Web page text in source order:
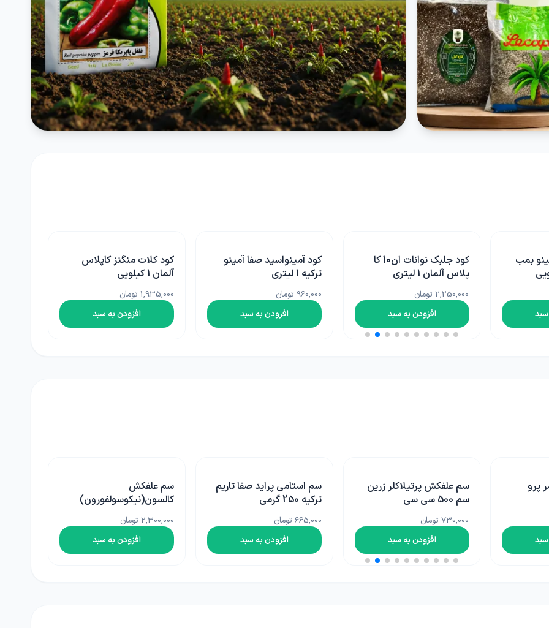
کود جلبک نوانات ان10 کا
کود آمینواسید صفا آمینو
ترکیه 1 لیتری
960,000 تومان
افزودن به سبد
کود کلات منگنز کاپلاس
آلمان 1 کیلویی
1,935,000 تومان
افزودن به سبد
کود کلات کلسیم کا پلاس
اس آلمان 1 کیلویی
1,370,000 تومان
افزودن به سبد
زرین
سم استامی پراید صفا تاریم
ترکیه 250 گرمی
665,000 تومان
افزودن به سبد
سم علفکش
کالسون(نیکوسولفورون)
اگروبست ترکیه 1 لیتری
2,300,000 تومان
افزودن به سبد
سم علفکش اتوبور اگروبست
ترکیه 250 سی سی
4,740,000 تومان
افزودن به سبد